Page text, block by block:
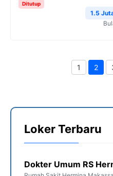
Ditutup
1.5
Page
1 2
Loker Terbaru
Dokter Umum RS